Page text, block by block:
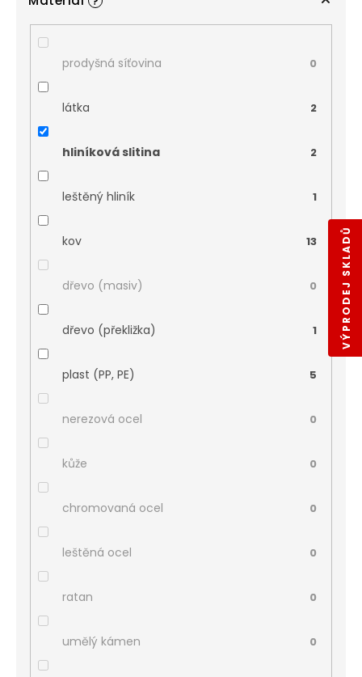
prodyšná síťovina 0
látka 2
hliníková slitina 2
leštěný hliník 1
kov 13
dřevo (masiv) 0
dřevo (překližka) 1
plast (PP, PE) 5
nerezová ocel 0
kůže 0
chromovaná ocel 0
leštěná ocel 0
ratan 0
umělý kámen 0
VÝPRODEJ SKLADŮ